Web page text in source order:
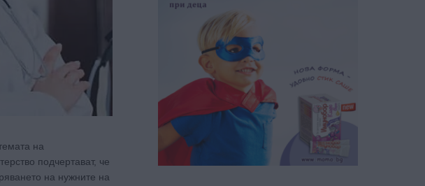
на
подчертават, че
на нужните на